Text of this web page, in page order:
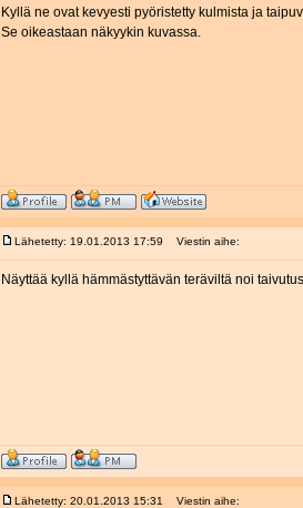
Kyllä ne ovat kevyesti pyöristetty kulmista ja
Se oikeastaan näkyykin kuvassa.
Lähetetty: 19.01.2013 17:59 Viestin aihe:
Näyttää kyllä hämmästyttävän teräviltä noi
Lähetetty: 20.01.2013 15:31 Viestin aihe: